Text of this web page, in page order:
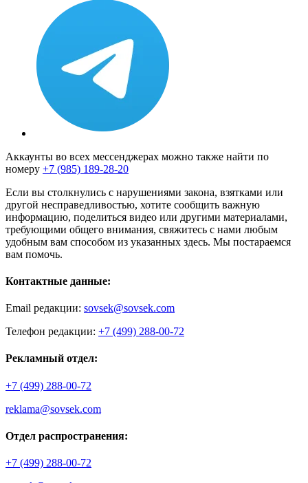
Аккаунты во всех мессенджерах можно также найти по
номеру +7 (985) 189-28-20
Если вы столкнулись с нарушениями закона, взятками или
другой несправедливостью, хотите сообщить важную
информацию, поделиться видео или другими материалами,
требующими общего внимания, свяжитесь с нами любым
удобным вам способом из указанных здесь. Мы постараемся
вам помочь.
Контактные данные:
Email редакции: sovsek@sovsek.com
Телефон редакции: +7 (499) 288-00-72
Рекламный отдел:
+7 (499) 288-00-72
reklama@sovsek.com
Отдел распространения:
+7 (499) 288-00-72